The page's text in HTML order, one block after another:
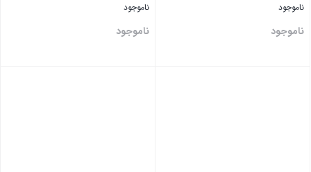
ناموجود
ناموجود
ناموجود
ناموجود